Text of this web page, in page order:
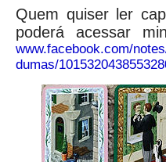
Quem quiser ler
poderá acessar
www.facebook.com/
dumas/